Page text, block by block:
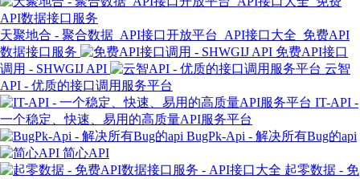
天聚地合 - 聚合数据_API接口开放平台_API接口大全_免费API
数据接口服务
免费API接口
调用 - SHWGIJ API
云智
API - 优质的接口调用服务平台
IT-API -
一个稳定、快速、易用的高质量API服务平台
BugPk-Api - 解决所有Bug的api
简心API
起零数据 - 免